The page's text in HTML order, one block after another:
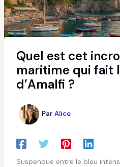
Quel est cet
maritime qui fait
d’Amalfi ?
Par Alice
Suspendue entre le bleu